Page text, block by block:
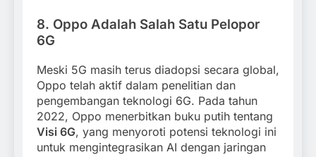
8. Oppo Adalah Salah Satu Pelopor
6G
Meski 5G masih terus diadopsi secara global,
Oppo telah aktif dalam penelitian dan
pengembangan teknologi 6G. Pada tahun
2022, Oppo menerbitkan buku putih tentang
Visi 6G, yang menyoroti potensi teknologi ini
untuk mengintegrasikan AI dengan jaringan